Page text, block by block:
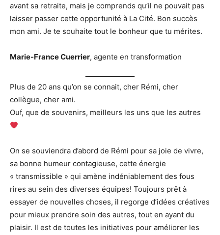
avant sa retraite, mais je comprends qu’il ne pouvait pas
laisser passer cette opportunité à La Cité. Bon succès
mon ami. Je te souhaite tout le bonheur que tu mérites.
Marie-France Cuerrier, agente en transformation
Plus de 20 ans qu’on se connait, cher Rémi, cher
collègue, cher ami.
Ouf, que de souvenirs, meilleurs les uns que les autres
On se souviendra d’abord de Rémi pour sa joie de vivre,
sa bonne humeur contagieuse, cette énergie
« transmissible » qui amène indéniablement des fous
rires au sein des diverses équipes! Toujours prêt à
essayer de nouvelles choses, il regorge d’idées créatives
pour mieux prendre soin des autres, tout en ayant du
plaisir. Il est de toutes les initiatives pour améliorer les